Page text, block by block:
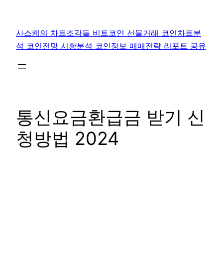
사스케의 차트조각들 비트코인 선물거래 코인차트분
석 코인전망 시황분석 코인정보 매매전략 리포트 공유
통신요금환급금 받기 신
청방법 2024